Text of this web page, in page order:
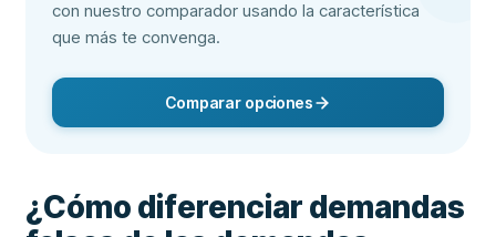
con nuestro comparador usando la característica
que más te convenga.
Comparar opciones
¿Cómo diferenciar demandas